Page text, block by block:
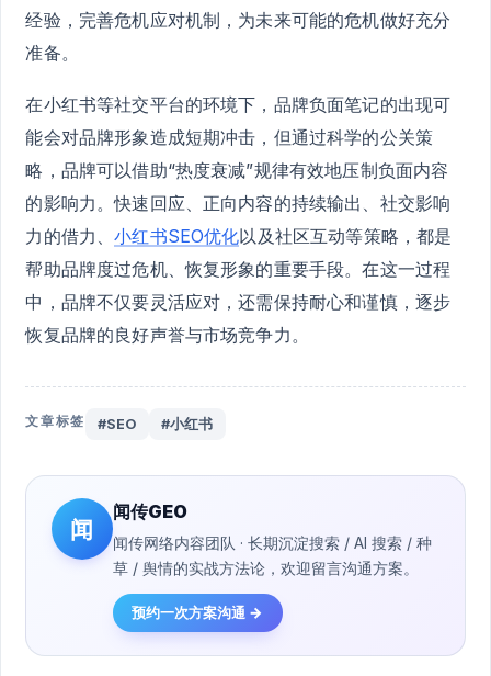
经验，完善危机应对机制，为未来可能的危机做好充分
准备。
在小红书等社交平台的环境下，品牌负面笔记的出现可
能会对品牌形象造成短期冲击，但通过科学的公关策
略，品牌可以借助“热度衰减”规律有效地压制负面内容
的影响力。快速回应、正向内容的持续输出、社交影响
力的借力、小红书SEO优化以及社区互动等策略，都是
帮助品牌度过危机、恢复形象的重要手段。在这一过程
中，品牌不仅要灵活应对，还需保持耐心和谨慎，逐步
恢复品牌的良好声誉与市场竞争力。
文章标签 #SEO #小红书
闻
闻传GEO
闻传网络内容团队 · 长期沉淀搜索 / AI 搜索 / 种
草 / 舆情的实战方法论，欢迎留言沟通方案。
预约一次方案沟通 →